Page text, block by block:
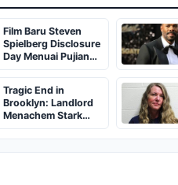
Film Baru Steven
Spielberg Disclosure
Day Menuai Pujian
Kritikus
Tragic End in
Brooklyn: Landlord
Menachem Stark
Abducted,
Suffocated, and Left
Burned in a